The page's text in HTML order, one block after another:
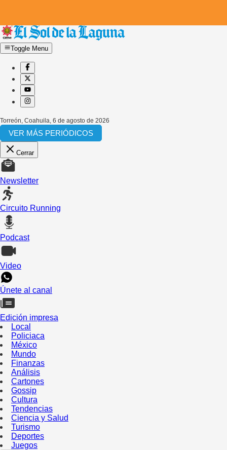
Toggle Menu
Torreón, Coahuila 6 de agosto de 2026
VER MÁS PERIÓDICOS
Cerrar
Newsletter
Circuito Running
Podcast
Video
Únete al canal
Edición impresa
Local
Policiaca
México
Mundo
Finanzas
Análisis
Cartones
Gossip
Cultura
Tendencias
Ciencia y Salud
Turismo
Deportes
Juegos